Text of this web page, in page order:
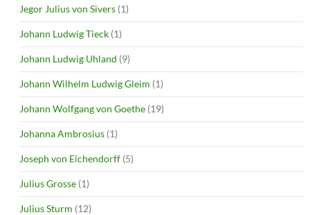
Jegor Julius von Sivers (1)
Johann Ludwig Tieck (1)
Johann Ludwig Uhland (9)
Johann Wilhelm Ludwig Gleim (1)
Johann Wolfgang von Goethe (19)
Johanna Ambrosius (1)
Joseph von Eichendorff (5)
Julius Grosse (1)
Julius Sturm (12)